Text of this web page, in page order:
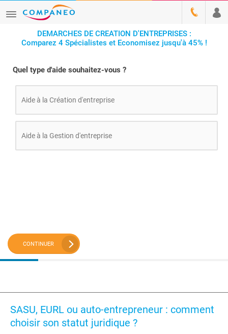
DEMARCHES DE CREATION D'ENTREPRISES :
Comparez 4 Spécialistes et Economisez jusqu'à 45% !
Quel type d'aide souhaitez-vous ?
Aide à la Création d'entreprise
Aide à la Gestion d'entreprise
CONTINUER
SASU, EURL ou auto-entrepreneur : comment
choisir son statut juridique ?